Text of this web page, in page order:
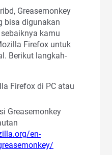
Greasemonkey
bisa digunakan
kamu
Firefox untuk
Berikut langkah-
Firefox di PC atau
Greasemonkey
en-